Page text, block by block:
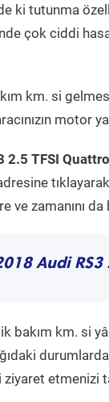
ki tutunma
çok ciddi
km. si
motor
2.5 TFSI Quattro
ve zamanını
Audi RS3
bakım km. si
etmenizi